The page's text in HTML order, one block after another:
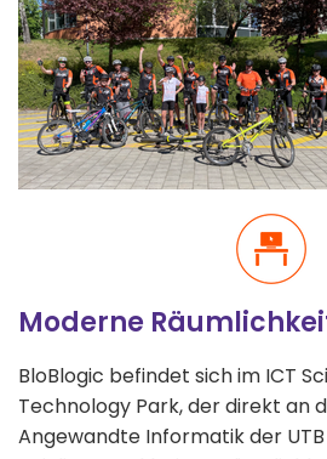
Moderne
BloBlogic befindet sich im ICT
Technology Park, der direkt an
Angewandte Informatik der